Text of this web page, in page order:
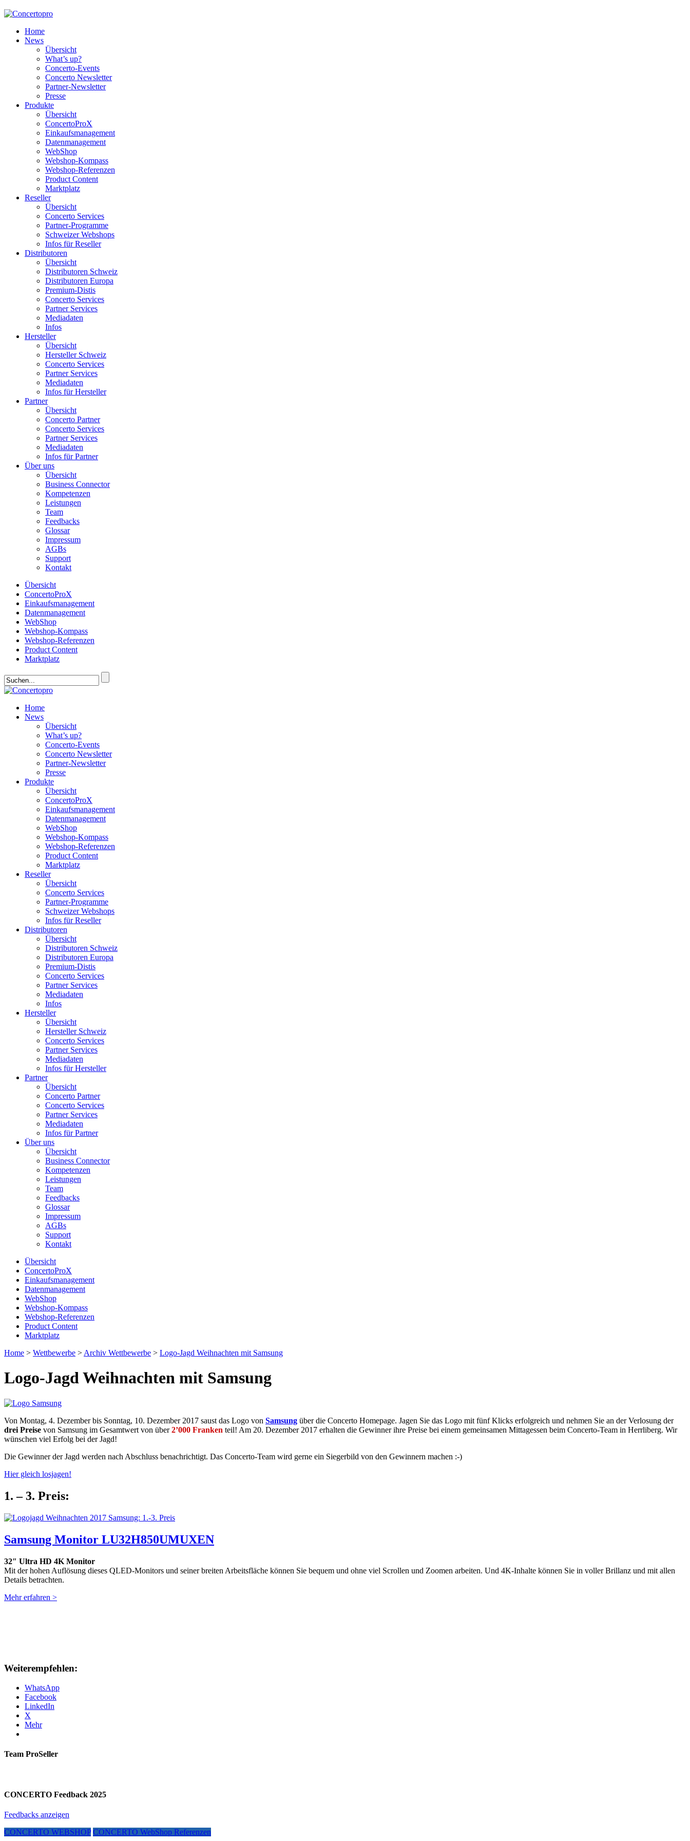
Home
News
Übersicht
What’s up?
Concerto-Events
Concerto Newsletter
Partner-Newsletter
Presse
Produkte
Übersicht
ConcertoProX
Einkaufsmanagement
Datenmanagement
WebShop
Webshop-Kompass
Webshop-Referenzen
Product Content
Marktplatz
Reseller
Übersicht
Concerto Services
Partner-Programme
Schweizer Webshops
Infos für Reseller
Distributoren
Übersicht
Distributoren Schweiz
Distributoren Europa
Premium-Distis
Concerto Services
Partner Services
Mediadaten
Infos
Hersteller
Übersicht
Hersteller Schweiz
Concerto Services
Partner Services
Mediadaten
Infos für Hersteller
Partner
Übersicht
Concerto Partner
Concerto Services
Partner Services
Mediadaten
Infos für Partner
Über uns
Übersicht
Business Connector
Kompetenzen
Leistungen
Team
Feedbacks
Glossar
Impressum
AGBs
Support
Kontakt
Übersicht
ConcertoProX
Einkaufsmanagement
Datenmanagement
WebShop
Webshop-Kompass
Webshop-Referenzen
Product Content
Marktplatz
Home
News
Übersicht
What’s up?
Concerto-Events
Concerto Newsletter
Partner-Newsletter
Presse
Produkte
Übersicht
ConcertoProX
Einkaufsmanagement
Datenmanagement
WebShop
Webshop-Kompass
Webshop-Referenzen
Product Content
Marktplatz
Reseller
Übersicht
Concerto Services
Partner-Programme
Schweizer Webshops
Infos für Reseller
Distributoren
Übersicht
Distributoren Schweiz
Distributoren Europa
Premium-Distis
Concerto Services
Partner Services
Mediadaten
Infos
Hersteller
Übersicht
Hersteller Schweiz
Concerto Services
Partner Services
Mediadaten
Infos für Hersteller
Partner
Übersicht
Concerto Partner
Concerto Services
Partner Services
Mediadaten
Infos für Partner
Über uns
Übersicht
Business Connector
Kompetenzen
Leistungen
Team
Feedbacks
Glossar
Impressum
AGBs
Support
Kontakt
Übersicht
ConcertoProX
Einkaufsmanagement
Datenmanagement
WebShop
Webshop-Kompass
Webshop-Referenzen
Product Content
Marktplatz
Home > Wettbewerbe > Archiv Wettbewerbe > Logo-Jagd Weihnachten mit Samsung
Logo-Jagd Weihnachten mit Samsung
Von Montag, 4. Dezember bis Sonntag, 10. Dezember 2017 saust das Logo von Samsung über die Concerto Homepage. Jagen Sie das Logo mit fünf Klicks erfolgreich und nehmen Sie an der Verlosung der
drei Preise von Samsung im Gesamtwert von über2’000 Franken teil! Am 20. Dezember 2017 erhalten die Gewinner ihre Preise bei einem gemeinsamen Mittagessen beim Concerto-Team in Herrliberg. Wir
wünschen viel Erfolg bei der Jagd!
Die Gewinner der Jagd werden nach Abschluss benachrichtigt. Das Concerto-Team wird gerne ein Siegerbild von den Gewinnern machen :-)
Hier gleich losjagen!
1. – 3. Preis:
Samsung Monitor LU32H850UMUXEN
32″ Ultra HD 4K Monitor
Mit der hohen Auflösung dieses QLED-Monitors und seiner breiten Arbeitsfläche können Sie bequem und ohne viel Scrollen und Zoomen arbeiten. Und 4K-Inhalte können Sie in voller Brillanz und mit allen
Details betrachten.
Mehr erfahren >
Weiterempfehlen:
WhatsApp
Facebook
LinkedIn
X
Mehr
Team ProSeller
CONCERTO Feedback 2025
Feedbacks anzeigen
CONCERTO WEBSHOP CONCERTO WebShop Referenzen